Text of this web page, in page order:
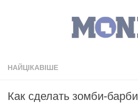
НАЙЦІКАВІШЕ
Как сделать зомби-барби